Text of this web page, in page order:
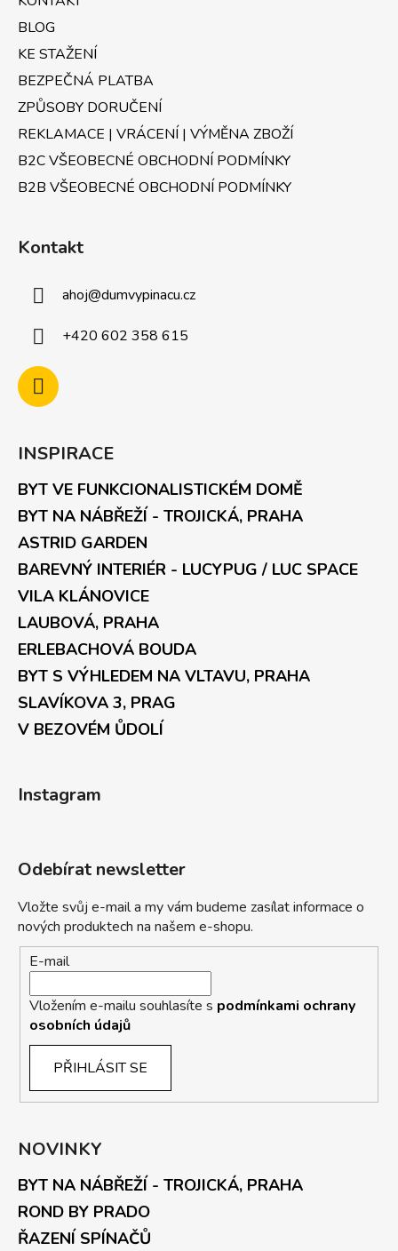
ý
p
i
s
BLOG
KE STAŽENÍ
BEZPEČNÁ PLATBA
ZPŮSOBY DORUČENÍ
REKLAMACE | VRÁCENÍ | VÝMĚNA ZBOŽÍ
B2C VŠEOBECNÉ OBCHODNÍ PODMÍNKY
B2B VŠEOBECNÉ OBCHODNÍ PODMÍNKY
Kontakt
ahoj@dumvypinacu.cz
+420 602 358 615
INSPIRACE
BYT VE FUNKCIONALISTICKÉM DOMĚ
BYT NA NÁBŘEŽÍ - TROJICKÁ, PRAHA
ASTRID GARDEN
BAREVNÝ INTERIÉR - LUCYPUG / LUC SPACE
VILA KLÁNOVICE
LAUBOVÁ, PRAHA
ERLEBACHOVÁ BOUDA
BYT S VÝHLEDEM NA VLTAVU, PRAHA
SLAVÍKOVA 3, PRAG
V BEZOVÉM ŮDOLÍ
Instagram
Odebírat newsletter
Vložte svůj e-mail a my vám budeme zasílat informace o
nových produktech na našem e-shopu.
E-mail
Vložením e-mailu souhlasíte s podmínkami ochrany
osobních údajů
PŘIHLÁSIT SE
NOVINKY
BYT NA NÁBŘEŽÍ - TROJICKÁ, PRAHA
ROND BY PRADO
ŘAZENÍ SPÍNAČŮ